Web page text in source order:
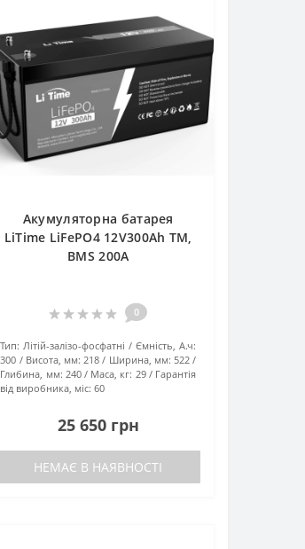
Акумуляторна батарея
LiTime LiFePO4 12V300Ah TM,
BMS 200A
0
Тип: Літій-залізо-фосфатні
Ємність, А.ч:
300
Висота, мм: 218 Ширина, мм: 522
Глибина, мм: 240 Маса, кг: 29
Гарантія
від виробника, міс: 60
25 650 грн
НЕМАЄ В НАЯВНОСТІ